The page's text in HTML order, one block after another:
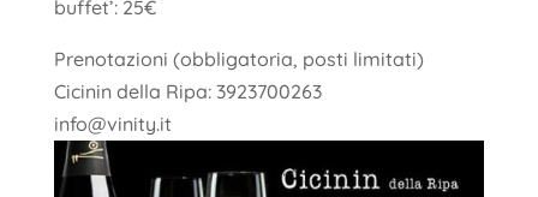
buffet’: 25€
Prenotazioni (obbligatoria, posti limitati)
Cicinin della Ripa: 3923700263
info@vinity.it